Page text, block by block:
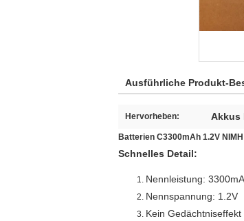
Ausführliche Produkt-
Hervorheben: Akkus
Batterien C3300mAh 1.2V
Schnelles Detail:
Nennleistung:
Nennspannung: 1.2V
Kein Gedächtniseffekt